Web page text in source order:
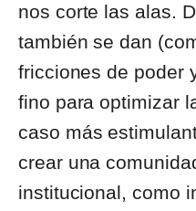
nos corte las alas.
también se dan
fricciones de poder
fino para optimizar
caso más
crear una
institucional, como